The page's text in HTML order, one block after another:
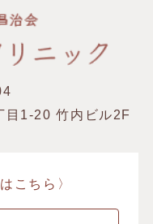
目1-20 竹内ビル2F
こちら〉